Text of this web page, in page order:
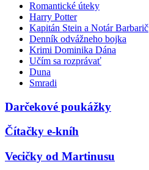
Romantické úteky
Harry Potter
Kapitán Stein a Notár Barbarič
Denník odvážneho bojka
Krimi Dominika Dána
Učím sa rozprávať
Duna
Smradi
Darčekové poukážky
Čítačky e-kníh
Vecičky od Martinusu